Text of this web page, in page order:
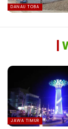
DANAU TOBA
JAWA TIMUR